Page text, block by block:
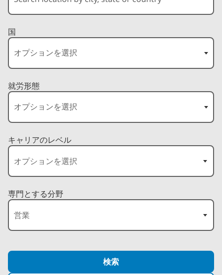
国
就労形態
キャリアのレベル
専門とする分野
検索